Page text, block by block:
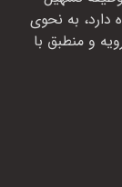
دارد، به نحوی
و منطبق با